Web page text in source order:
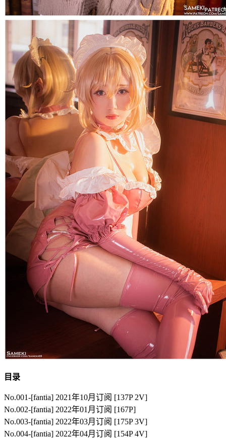
目录
No.001-[fantia] 2021年10月订阅 [137P 2V]
No.002-[fantia] 2022年01月订阅 [167P]
No.003-[fantia] 2022年03月订阅 [175P 3V]
No.004-[fantia] 2022年04月订阅 [154P 4V]